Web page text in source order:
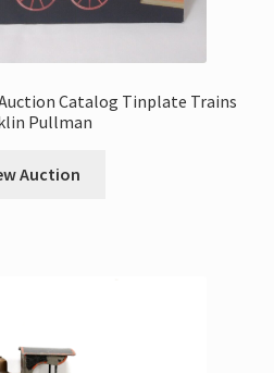
Auction Catalog Tinplate Trains
Pullman
Auction